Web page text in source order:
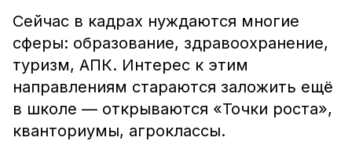
Сейчас в кадрах нуждаются многие
сферы: образование, здравоохранение,
туризм, АПК. Интерес к этим
направлениям стараются заложить ещё
в школе — открываются «Точки роста»,
кванториумы, агроклассы.